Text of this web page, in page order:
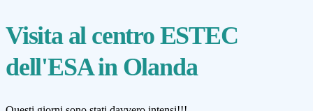
Visita al centro ESTEC
dell'ESA in Olanda